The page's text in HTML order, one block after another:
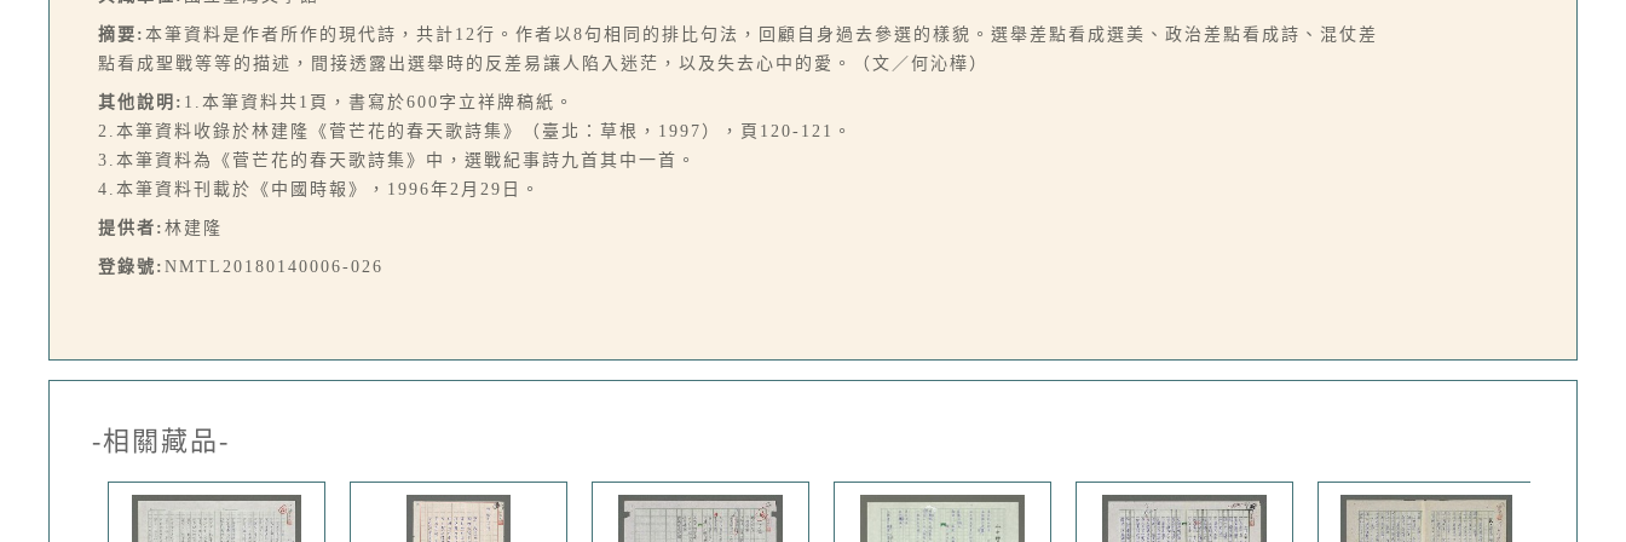
摘要: 本筆資料是作者所作的現代詩，共計12行。作者以8句相同的排比句法，回顧自身過去參選的樣貌。選舉差點看成選美、政治差點看成詩、混仗差
點看成聖戰等等的描述，間接透露出選舉時的反差易讓人陷入迷茫，以及失去心中的愛。（文／何沁樺）
其他說明: 1.本筆資料共1頁，書寫於600字立祥牌稿紙。
2.本筆資料收錄於林建隆《菅芒花的春天歌詩集》（臺北：草根，1997），頁120-121。
3.本筆資料為《菅芒花的春天歌詩集》中，選戰紀事詩九首其中一首。
4.本筆資料刊載於《中國時報》，1996年2月29日。
提供者: 林建隆
登錄號: NMTL20180140006-026
-相關藏品-